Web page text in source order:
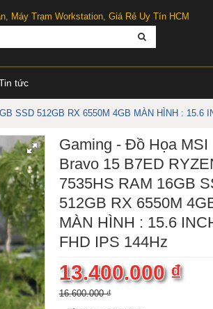
Máy Trạm Workstation, Giá Rẻ Uy Tín HCM
tức
SSD 512GB RX 6550M 4GB MÀN HÌNH : 15.6
Gaming - Đồ Họa MSI
Bravo 15 B7ED
7535HS RAM 16GB
512GB RX 6550M
MÀN HÌNH : 15.6
FHD IPS 144Hz
13.400.000 ₫
16.600.000 ₫